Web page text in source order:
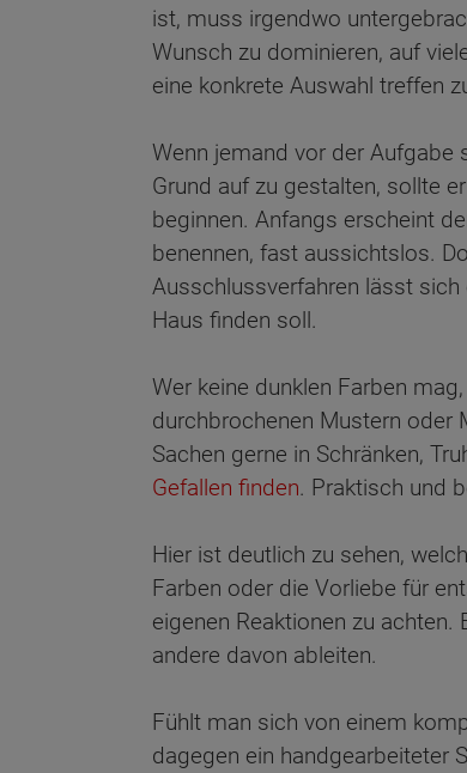
ist, muss irgendwo
Wunsch zu dominieren, auf
eine konkrete Auswahl treffen
Wenn jemand vor der Aufgabe
Grund auf zu gestalten, sollte
beginnen. Anfangs erscheint
benennen, fast aussichtslos.
Ausschlussverfahren lässt
Haus finden soll.
Wer keine dunklen Farben
durchbrochenen Mustern oder
Sachen gerne in Schränken,
Gefallen finden. Praktisch und
Hier ist deutlich zu sehen,
Farben oder die Vorliebe für
eigenen Reaktionen zu
andere davon ableiten.
Fühlt man sich von einem
dagegen ein handgearbeiteter